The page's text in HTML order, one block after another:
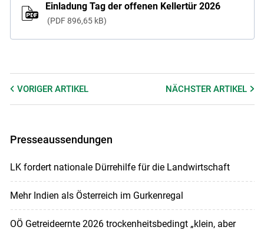
Einladung Tag der offenen Kellertür 2026
PDF 896,65 kB
VORIGER ARTIKEL NÄCHSTERARTIKEL
Presseaussendungen
LK fordert nationale Dürrehilfe für die Landwirtschaft
Mehr Indien als Österreich im Gurkenregal
OÖ Getreideernte 2026 trockenheitsbedingt „klein, aber